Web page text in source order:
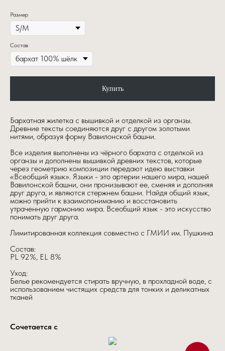
Размер
Состав
Купить
Бархатная жилетка с вышивкой и отделкой из органзы.
Древние тексты соединяются друг с другом золотыми
нитями, образуя форму Вавилонской башни.
Все изделия выполнены из чёрного бархата с отделкой из
органзы и дополнены вышивкой древних текстов, которые
через геометрию композиции передают идею выставки
«Всеобщий язык». Языки - это артерии нашего мира, нашей
Вавилонской башни, они пронизывают ее, сменяя и дополняя
друг друга, и являются стержнем башни. Найдя общий язык,
можно прийти к взаимопониманию и восстановить
утраченную гармонию мира. Всеобщий язык - это искусство
понимать друг друга.
Лимитированная коллекция совместно с ГМИИ им. Пушкина
Состав:
PL 92%, EL 8%
Уход:
Белье рекомендуется стирать вручную, в прохладной воде, с
использованием чистящих средств для тонких и деликатных
тканей
Сочетается с